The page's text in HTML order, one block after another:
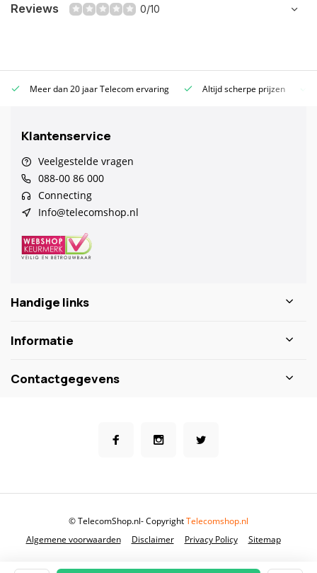
Reviews 0/10
Meer dan 20 jaar Telecom ervaring Altijd scherpe prijzen
Klantenservice
Veelgestelde vragen
088-00 86 000
Connecting
Info@telecomshop.nl
Handige links
Informatie
Contactgegevens
Algemene voorwaarden Disclaimer Privacy Policy Sitemap
© TelecomShop.nl- CopyrightTelecomshop.nl